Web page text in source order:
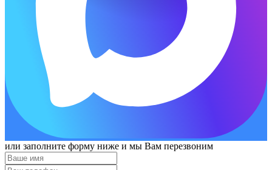
или заполните форму ниже и мы Вам перезвоним